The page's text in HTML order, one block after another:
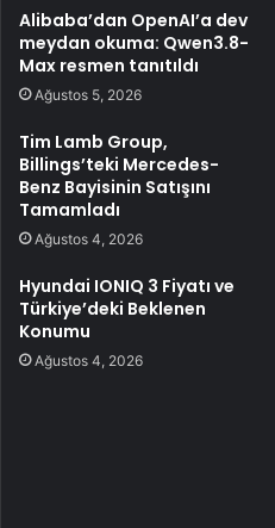
Alibaba’dan OpenAI’a dev
meydan okuma: Qwen3.8-
Max resmen tanıtıldı
Ağustos 5, 2026
Tim Lamb Group,
Billings’teki Mercedes-
Benz Bayisinin Satışını
Tamamladı
Ağustos 4, 2026
Hyundai IONIQ 3 Fiyatı ve
Türkiye’deki Beklenen
Konumu
Ağustos 4, 2026